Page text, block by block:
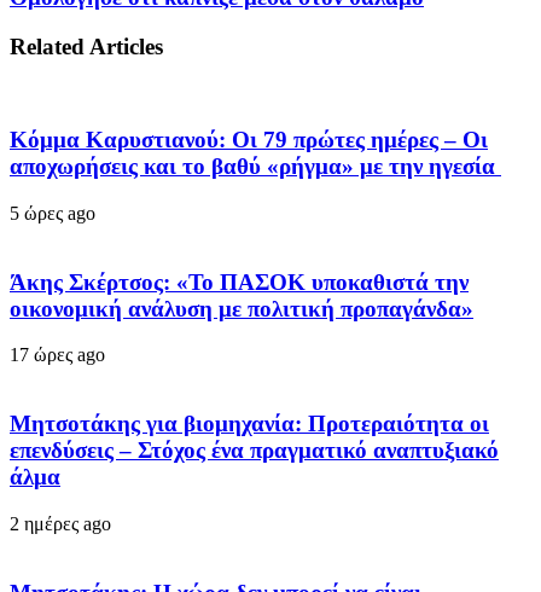
Related Articles
Κόμμα Καρυστιανού: Οι 79 πρώτες ημέρες – Οι
αποχωρήσεις και το βαθύ «ρήγμα» με την ηγεσία
5 ώρες ago
Άκης Σκέρτσος: «Το ΠΑΣΟΚ υποκαθιστά την
οικονομική ανάλυση με πολιτική προπαγάνδα»
17 ώρες ago
Μητσοτάκης για βιομηχανία: Προτεραιότητα οι
επενδύσεις – Στόχος ένα πραγματικό αναπτυξιακό
άλμα
2 ημέρες ago